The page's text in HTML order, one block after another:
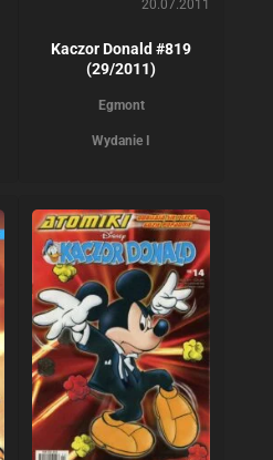
20.07.2011
Kaczor Donald #819
(29/2011)
Egmont
Wydanie I